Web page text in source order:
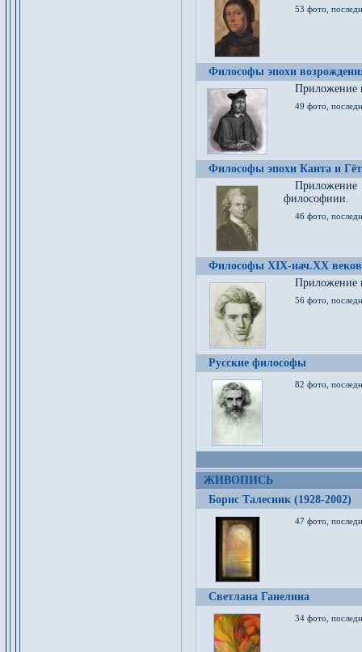
53 фото,
Философы эпохи
Приложение
49 фото,
Философы эпохи Канта и
философиии.
46 фото,
Философы XIX-нач.XX веков
Приложение
56 фото,
Русские философы
82 фото,
ЖИВОПИСЬ
Борис Талесник (1928-2002)
47 фото,
Светлана Ганелина
34 фото,